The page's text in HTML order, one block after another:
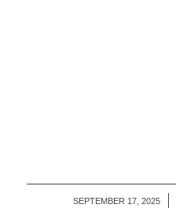
SEPTEMBER 17, 2025
/